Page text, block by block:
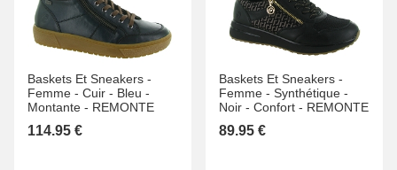
Baskets Et Sneakers -
Femme - Cuir - Bleu -
Montante - REMONTE
114.95 €
Baskets Et Sneakers -
Femme - Synthétique -
Noir - Confort - REMONTE
89.95 €